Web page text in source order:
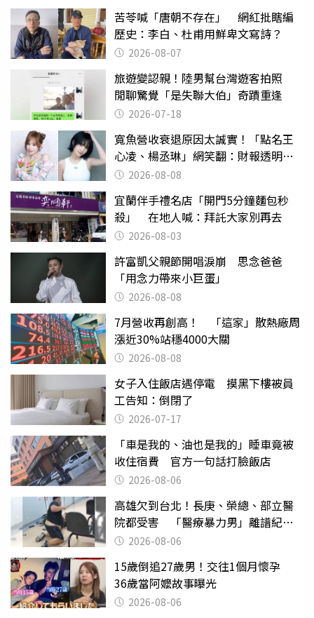
苦苓喊「唐朝不存在」 網紅批瞎編
歷史：李白、杜甫用鮮卑文寫詩？
2026-08-07
旅遊變認親！陸男幫台灣遊客拍照
閒聊驚覺「是失聯大伯」奇蹟重逢
2026-07-18
寬魚營收衰退原因太誠實！「點名王
心凌、楊丞琳」網笑翻：財報透明度
滿分2026-08-08
宜蘭伴手禮名店「開門5分鐘麵包秒
殺」 在地人喊：拜託大家別再去
2026-08-03
許富凱父親節開唱淚崩 思念爸爸
「用念力帶來小巨蛋」
2026-08-08
7月營收再創高！ 「這家」散熱廠周
漲近30%站穩4000大關
2026-08-08
女子入住飯店遇停電 摸黑下樓被員
工告知：倒閉了
2026-07-17
「車是我的、油也是我的」睡車竟被
收住宿費 官方一句話打臉飯店
2026-08-06
高雄欠到台北！長庚、榮總、部立醫
院都受害 「醫療暴力男」離譜紀錄
曝光2026-08-06
15歲倒追27歲男！交往1個月懷孕
36歲當阿嬤故事曝光
2026-08-06